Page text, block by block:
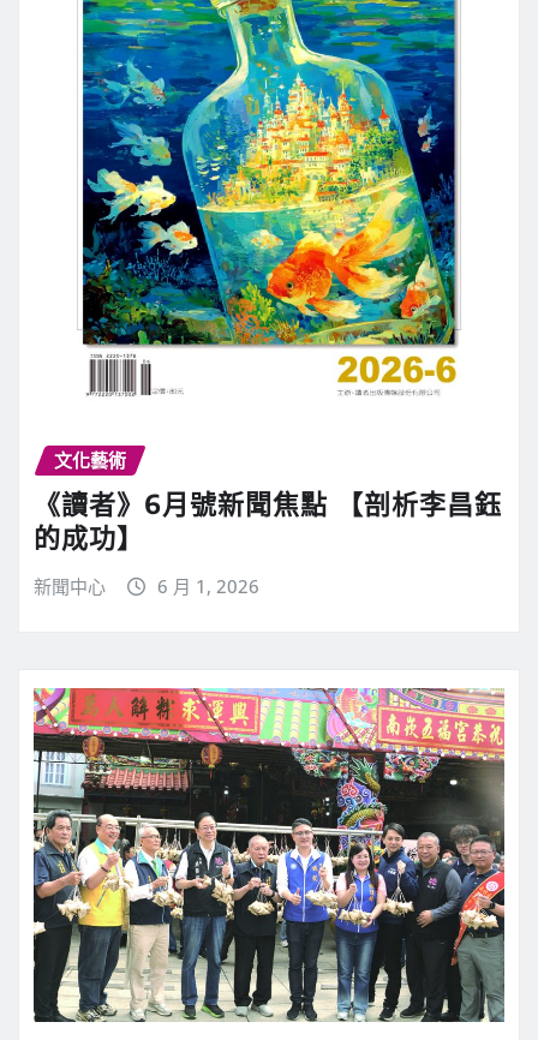
文化藝術
《讀者》6月號新聞焦點 【剖析李昌鈺
的成功】
新聞中心 6 月 1, 2026